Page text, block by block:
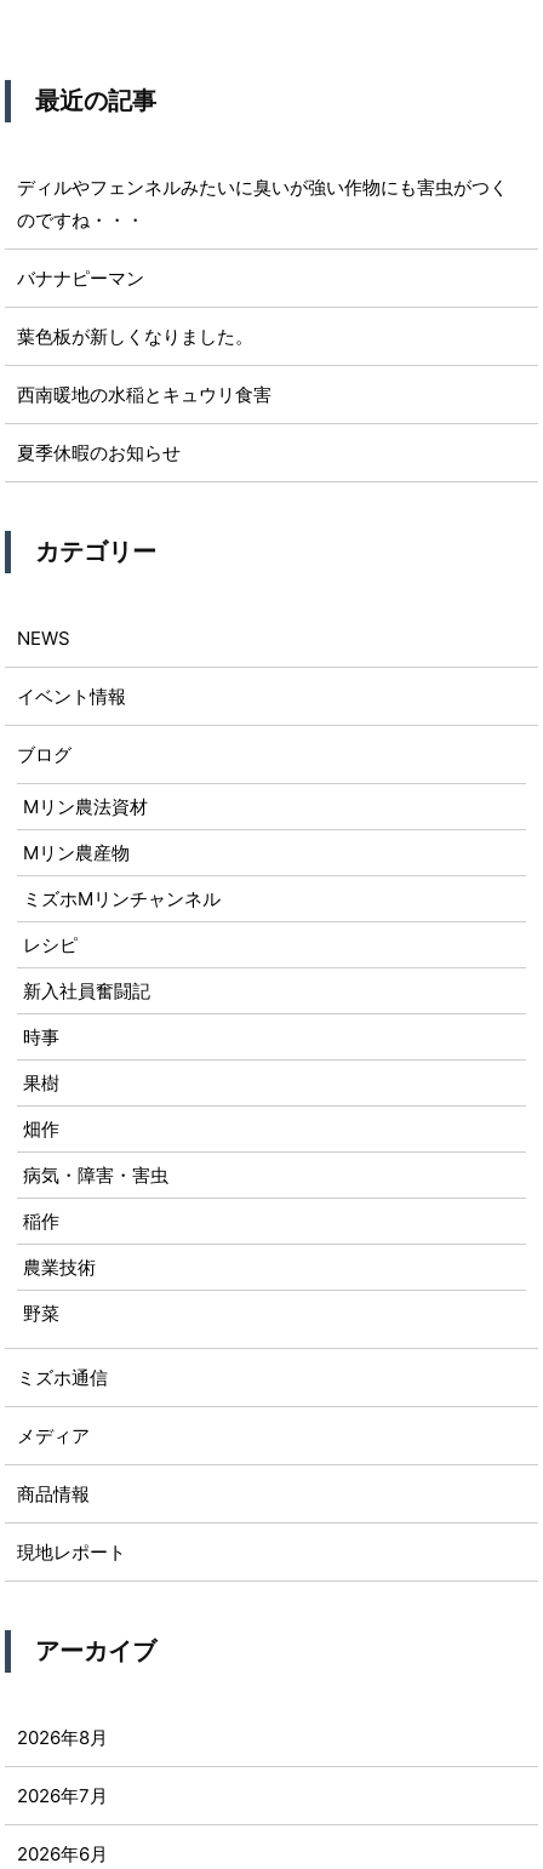
最近の記事
ディルやフェンネルみたいに臭いが強い作物にも害虫がつく
のですね・・・
バナナピーマン
葉色板が新しくなりました。
西南暖地の水稲とキュウリ食害
夏季休暇のお知らせ
カテゴリー
NEWS
イベント情報
ブログ
Mリン農法資材
Mリン農産物
ミズホMリンチャンネル
レシピ
新入社員奮闘記
時事
果樹
畑作
病気・障害・害虫
稲作
農業技術
野菜
ミズホ通信
メディア
商品情報
現地レポート
アーカイブ
2026年8月
2026年7月
2026年6月